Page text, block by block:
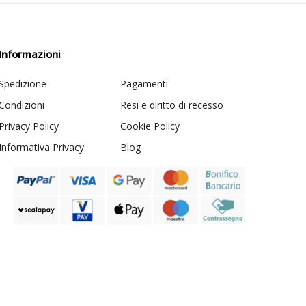
Pagamenti
Resi e diritto di recesso
Policy
Cookie Policy
Privacy
Blog